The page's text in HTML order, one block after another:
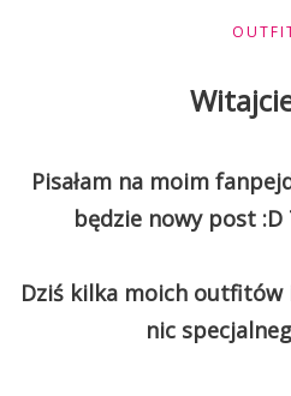
Pisałam na moim
będzie nowy post :D
Dziś kilka moich outfitów
nic